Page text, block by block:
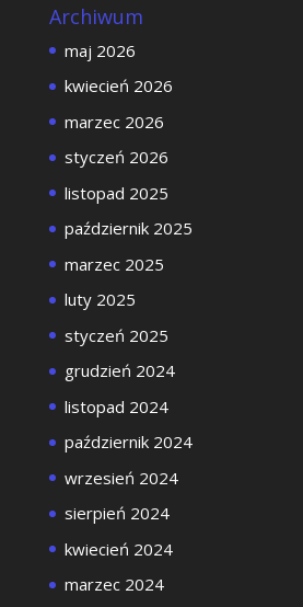
Archiwum
maj 2026
kwiecień 2026
marzec 2026
styczeń 2026
listopad 2025
październik 2025
marzec 2025
luty 2025
styczeń 2025
grudzień 2024
listopad 2024
październik 2024
wrzesień 2024
sierpień 2024
kwiecień 2024
marzec 2024